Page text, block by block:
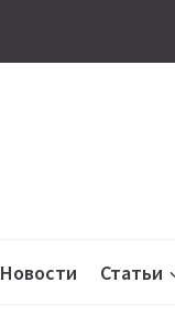
Новости Статьи